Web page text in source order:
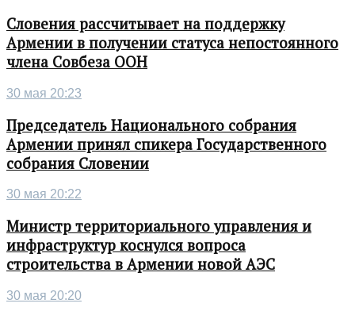
Словения рассчитывает на поддержку
Армении в получении статуса непостоянного
члена Совбеза ООН
30 мая 20:23
Председатель Национального собрания
Армении принял спикера Государственного
собрания Словении
30 мая 20:22
Министр территориального управления и
инфраструктур коснулся вопроса
строительства в Армении новой АЭС
30 мая 20:20